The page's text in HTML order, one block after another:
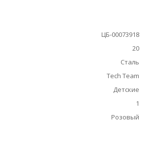
ЦБ-00073918
20
Сталь
Tech Team
Детские
1
Розовый